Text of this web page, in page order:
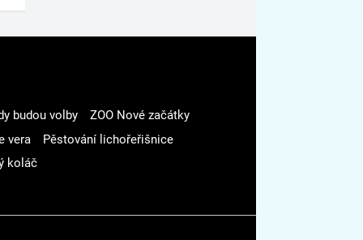
budou volby
ZOO Nové začátky
vera
Pěstování lichořeřišnice
koláč